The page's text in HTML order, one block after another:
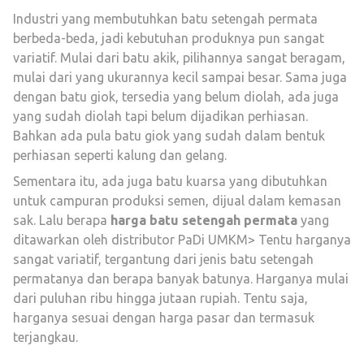
Industri yang membutuhkan batu setengah permata
berbeda-beda, jadi kebutuhan produknya pun sangat
variatif. Mulai dari batu akik, pilihannya sangat beragam,
mulai dari yang ukurannya kecil sampai besar. Sama juga
dengan batu giok, tersedia yang belum diolah, ada juga
yang sudah diolah tapi belum dijadikan perhiasan.
Bahkan ada pula batu giok yang sudah dalam bentuk
perhiasan seperti kalung dan gelang.
Sementara itu, ada juga batu kuarsa yang dibutuhkan
untuk campuran produksi semen, dijual dalam kemasan
sak. Lalu berapa harga batu setengah permata yang
ditawarkan oleh distributor PaDi UMKM> Tentu harganya
sangat variatif, tergantung dari jenis batu setengah
permatanya dan berapa banyak batunya. Harganya mulai
dari puluhan ribu hingga jutaan rupiah. Tentu saja,
harganya sesuai dengan harga pasar dan termasuk
terjangkau.